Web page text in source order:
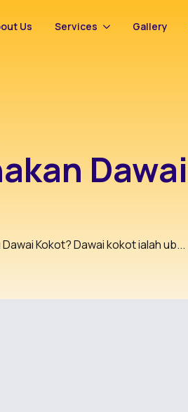
Us Services Gallery
Kokot? Dawai kokot ialah ub...